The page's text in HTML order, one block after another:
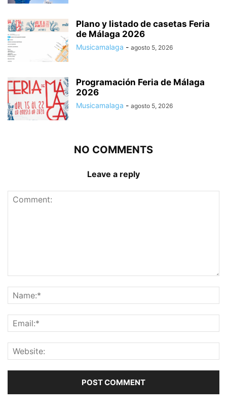
Plano y listado de casetas Feria
de Málaga 2026
Musicamalaga - agosto 5, 2026
Programación Feria de Málaga
2026
Musicamalaga - agosto 5, 2026
NO COMMENTS
Leave a reply